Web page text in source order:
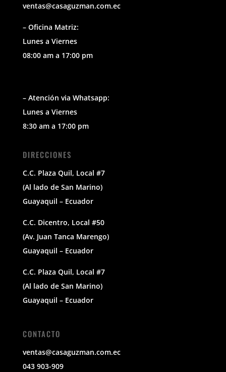
ventas@casaguzman.com.ec
– Oficina Matriz:
Lunes a Viernes
08:00 am a 17:00 pm
– Atención via Whatsapp:
Lunes a Viernes
8:30 am a 17:00 pm
DIRECCIONES
C.C. Plaza Quil, Local #7
(Al lado de San Marino)
Guayaquil – Ecuador
C.C. Dicentro, Local #50
(Av. Juan Tanca Marengo)
Guayaquil – Ecuador
C.C. Plaza Quil, Local #7
(Al lado de San Marino)
Guayaquil – Ecuador
CONTACTO
ventas@casaguzman.com.ec
043 903-909